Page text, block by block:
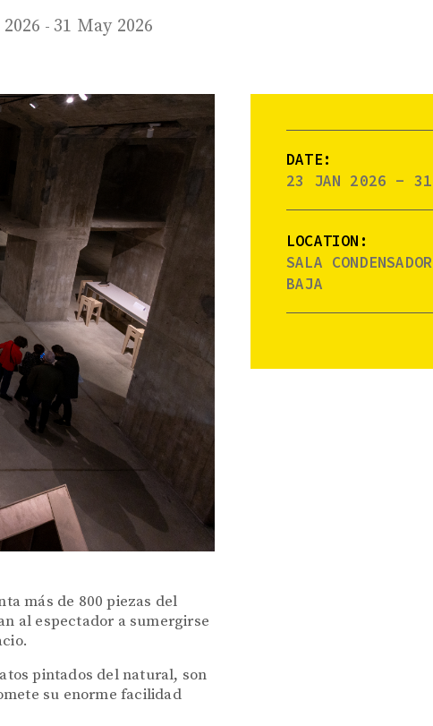
-31 May 2026
más de 800 piezas del
al espectador a sumergirse
pintados del natural, son
su enorme facilidad
DATE:
23 JAN 2026 - 31
LOCATION:
SALA
BAJA